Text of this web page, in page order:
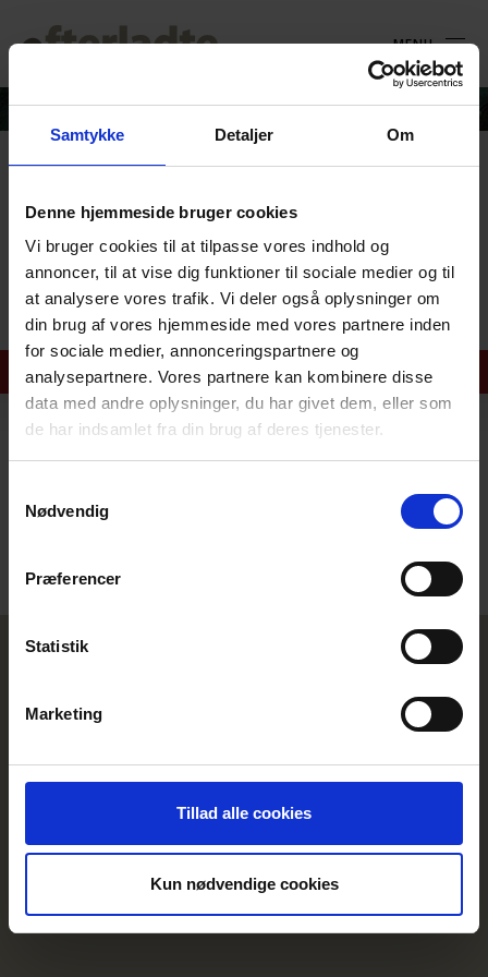
Samtykke Detaljer Om
Denne hjemmeside bruger cookies
Vi bruger cookies til at tilpasse vores indhold og
annoncer, til at vise dig funktioner til sociale medier og til
at analysere vores trafik. Vi deler også oplysninger om
din brug af vores hjemmeside med vores partnere inden
for sociale medier, annonceringspartnere og
analysepartnere. Vores partnere kan kombinere disse
data med andre oplysninger, du har givet dem, eller som
de har indsamlet fra din brug af deres tjenester.
Nødvendig
Præferencer
Statistik
Marketing
Tillad alle cookies
Kun nødvendige cookies
MENU
nyhedsbrev_August 2016_web
Efterladte nyhedsbrev_August 2016_web
Kontakt-telefon: 70 27 42 12 -
Ændre samtykke